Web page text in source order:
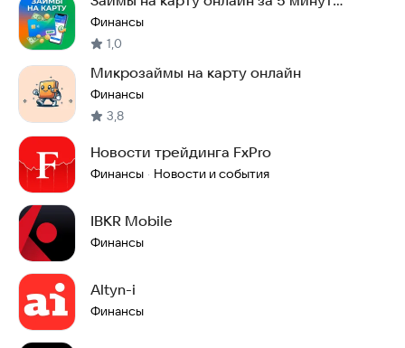
быстро
Финансы
1,0
Микрозаймы на карту онлайн
Финансы
3,8
Новости трейдинга FxPro
Финансы · Новости и события
IBKR Mobile
Финансы
Altyn-i
Финансы